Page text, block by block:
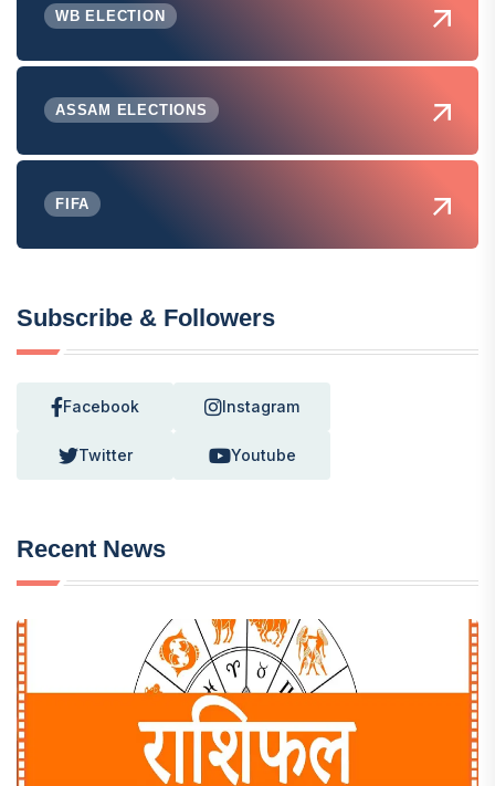
WB ELECTION
ASSAM ELECTIONS
FIFA
Subscribe & Followers
Facebook Instagram
Twitter Youtube
Recent News